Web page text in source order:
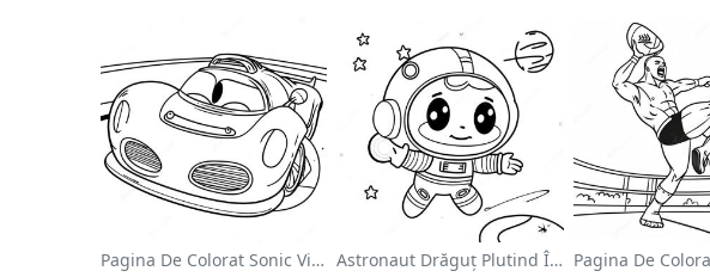
Pagina De Colorat Sonic Viteza Astronaut Drăguț Plutind În Spațiu - Pagina De Colorat